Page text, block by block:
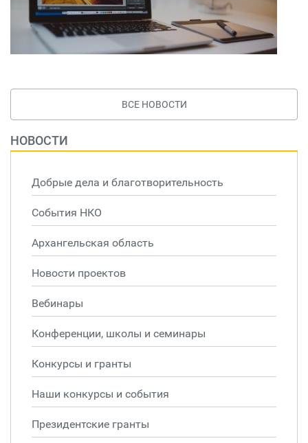
ВСЕ НОВОСТИ
НОВОСТИ
Добрые дела и благотворительность
События НКО
Архангельская область
Новости проектов
Вебинары
Конференции, школы и семинары
Конкурсы и гранты
Наши конкурсы и события
Президентские гранты